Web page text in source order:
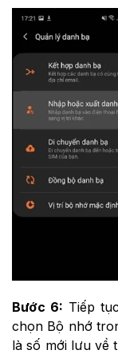
Bước 6: Tiếp
chọn Bộ nhớ
là số mới lưu về